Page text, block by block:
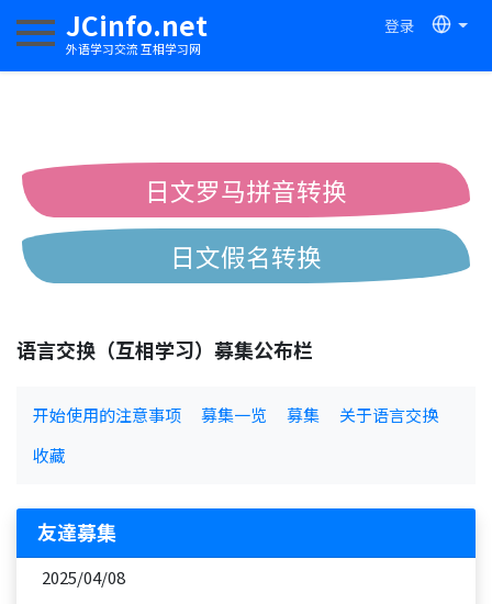
JCinfo.net
外语学习交流 互相学习网
登录
切换导航
日文罗马拼音转换
日文假名转换
语言交换（互相学习）募集公布栏
开始使用的注意事项 募集一览 募集
关于语言交换
收藏
友達募集
2025/04/08